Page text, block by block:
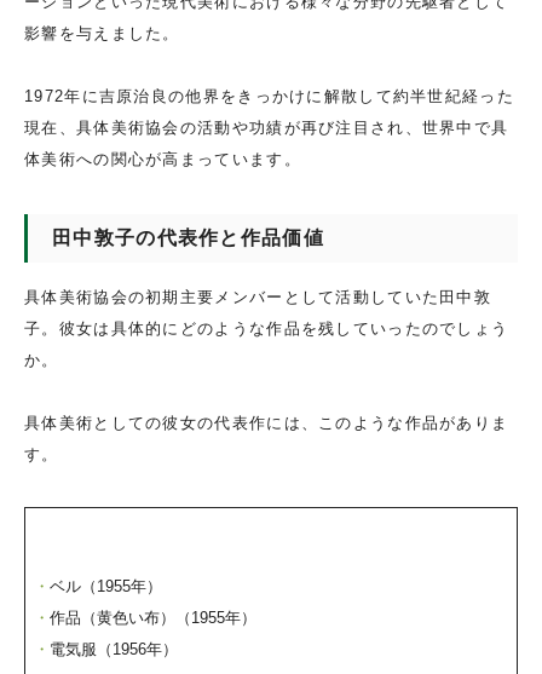
影響を与えました。
1972年に吉原治良の他界をきっかけに解散して約半世紀経った
現在、具体美術協会の活動や功績が再び注目され、世界中で具
体美術への関心が高まっています。
田中敦子の代表作と作品価値
具体美術協会の初期主要メンバーとして活動していた田中敦
子。彼女は具体的にどのような作品を残していったのでしょう
か。
具体美術としての彼女の代表作には、このような作品がありま
す。
ベル（1955年）
作品（黄色い布）（1955年）
電気服（1956年）